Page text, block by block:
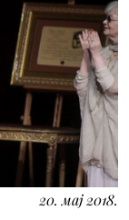
20. мај 2018.